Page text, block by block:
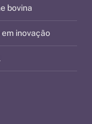
bovina
inovação